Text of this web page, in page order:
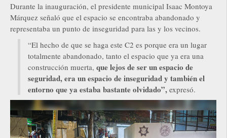
Durante la inauguración, el presidente municipal Isaac Montoya
Márquez señaló que el espacio se encontraba abandonado y
representaba un punto de inseguridad para las y los vecinos.
“El hecho de que se haga este C2 es porque era un lugar
totalmente abandonado, tanto el espacio que ya era una
construcción muerta, que lejos de ser un espacio de
seguridad, era un espacio de inseguridad y también el
entorno que ya estaba bastante olvidado”, expresó.